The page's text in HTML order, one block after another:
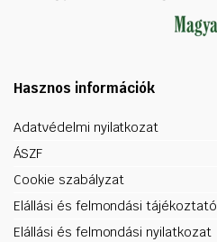
Hasznos információk
Adatvédelmi nyilatkozat
ÁSZF
Cookie szabályzat
Elállási és felmondási tájékoztató
Elállási és felmondási nyilatkozat